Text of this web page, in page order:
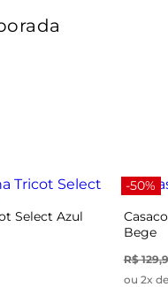
Select Azul
-50%
Bege
R$
ou 2x